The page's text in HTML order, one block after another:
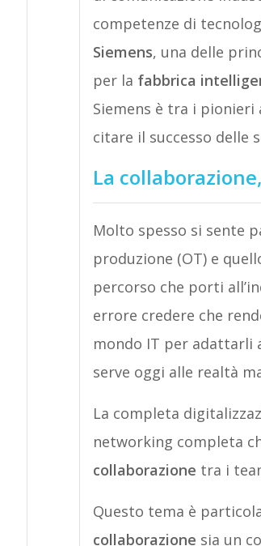
competenze di
Siemens, una delle
per la fabbrica
Siemens è tra i
citare il successo delle
La
Molto spesso si sente
produzione (OT) e
percorso che porti
errore credere che
mondo IT per adattarli
serve oggi alle realtà
La completa
networking completa
collaborazione tra i
Questo tema è
collaborazione sia un